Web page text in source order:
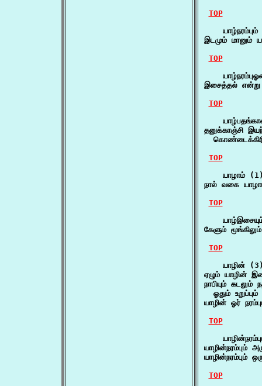
TOP
யாழ்நரம்பும்
இடமும் மானும்
TOP
இசைத்தல்
TOP
தனுக்காஞ்சி
TOP
யாழாம்
நால் வகை
TOP
கேளும்
TOP
யாழின்
ஏழும் யாழின்
நாபியும் கடலும்
ஓதும்
யாழின் ஓர்
TOP
யாழின்நரம்பும்
யாழின்நரம்பும்
TOP